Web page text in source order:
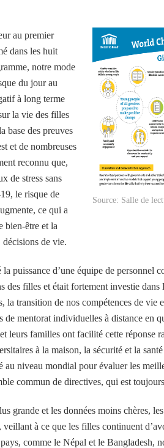
Source: Salle de
au premier
dans les huit
notre mode
du jour au
à long terme
la vie des filles
base des preuves
et de nombreuses
reconnu que,
de stress sans
le risque de
ce qui a
bien-être et la
de vie.
puissance d’une équipe de personnel
des filles et était fortement investie
la transition de nos compétences de vie
de mentorat individuelles à distance en
leurs familles ont facilité cette réponse
à la maison, la sécurité et la
niveau mondial pour évaluer les
commun de directives, qui est
grande et les données moins chères,
à ce que les filles continuent
comme le Népal et le Bangladesh,